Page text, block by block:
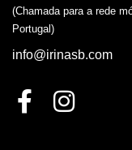
(Chamada para a rede
Portugal)
info@irinasb.com